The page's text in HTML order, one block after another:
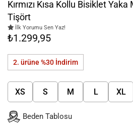
Kırmızı Kısa Kollu Bisiklet
Tişört
İlk Yorumu Sen Yaz!
₺1.299,95
2. ürüne %30 İndirim
XS S M L XL
Beden Tablosu